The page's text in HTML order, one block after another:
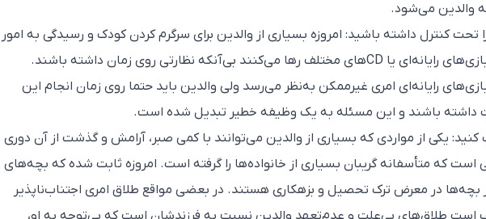
والدین می‌شود‌.
را تحت کنترل داشته باشید‌: امروزه بسیاری از والدین برای سرگرم کردن کودک و رسیدگی به امور
شخصی‌شان، کودک را پای بازی‌های رایانه‌ای یا CD‌های مختلف رها می‌کنند بی‌آنکه نظارتی روی زمان داشته باشند.
رایانه‌ای امری غیرممکن به‌نظر می‌رسد ولی والدین باید حتما روی زمان انجام این
داشته باشند و این مسئله به یک وظیفه خطیر تبدیل شده است‌.
کنید‌: یکی از مواردی که بسیاری از والدین می‌توانند با کمی صبر، آرامش و گذشت از آن دوری
است که متأسفانه گریبان بسیاری از خانواده‌ها را گرفته است‌. امروزه ثابت شده که بچه‌های
بچه‌ها در معرض ترک تحصیل و بزهکاری هستند‌. در بعضی مواقع طلاق امری اجتناب‌ناپذیر